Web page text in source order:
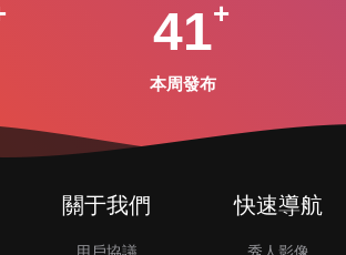
41
本周發布
關于我們
用戶協議
快速導航
秀人影像